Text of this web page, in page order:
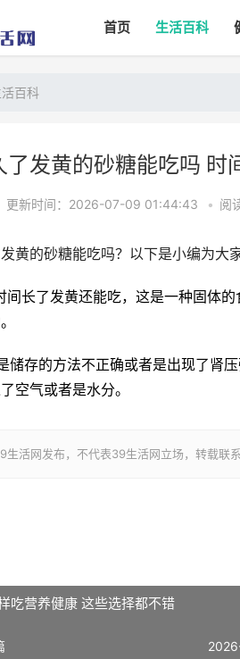
首页 生活百科
百科
了发黄的砂糖能吃吗 时
更新时间：2026-07-09 01:44:43 • 阅
黄的砂糖能吃吗？以下是小编为大
间长了发黄还能吃，这是一种固体
储存的方法不正确或者是出现了肾
空气或者是水分。
生活网发布，不代表39生活网立场，转载
吃营养健康 这些选择都不错